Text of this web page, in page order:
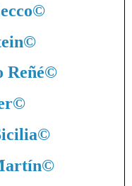
©
©
©
©
©
©